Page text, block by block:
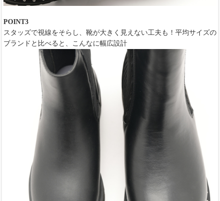
POINT3
スタッズで視線をそらし、靴が大きく見えない工夫も！平均サイズの
ブランドと比べると、こんなに幅広設計